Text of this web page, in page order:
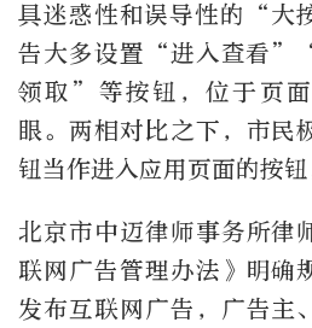
具迷惑性和误导性的“大
告大多设置“进入查看
领取”等按钮，位于页
眼。两相对比之下，市民
钮当作进入应用页面的按钮
北京市中迈律师事务所律
联网广告管理办法》明确
发布互联网广告，广告主